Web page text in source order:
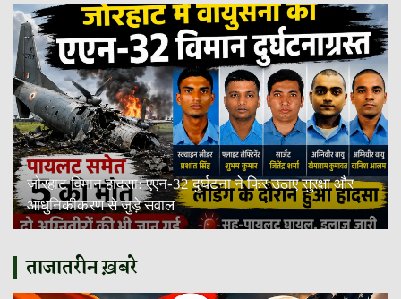
जोरहाट विमान हादसा: एएन-32 दुर्घटना ने फिर उठाए सुरक्षा और
आधुनिकीकरण से जुड़े सवाल
ताजातरीन ख़बरे